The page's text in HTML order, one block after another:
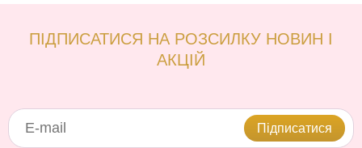
ПІДПИСАТИСЯ НА РОЗСИЛКУ НОВИН І
АКЦІЙ
Підписатися